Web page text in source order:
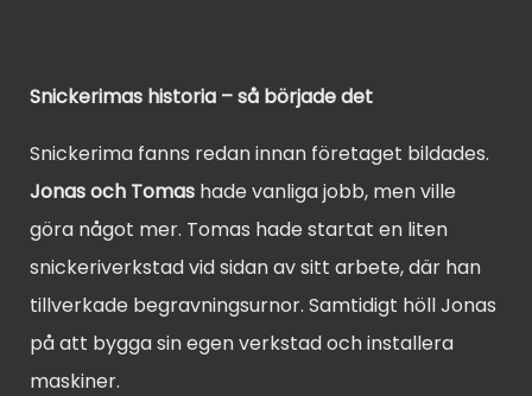
Snickerimas historia – så började det
Snickerima fanns redan innan företaget bildades.
Jonas och Tomas hade vanliga jobb, men ville
göra något mer. Tomas hade startat en liten
snickeriverkstad vid sidan av sitt arbete, där han
tillverkade begravningsurnor. Samtidigt höll Jonas
på att bygga sin egen verkstad och installera
maskiner.